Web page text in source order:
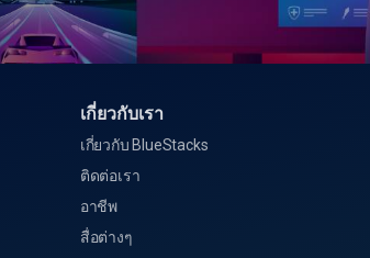
เกี่ยวกับเรา
เกี่ยวกับ BlueStacks
ติดต่อเรา
อาชีพ
สื่อต่างๆ